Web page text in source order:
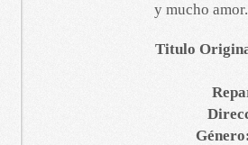
y mucho
Titulo
Género: